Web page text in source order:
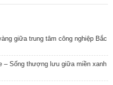
giữa trung tâm công nghiệp Bắc
– Sống thượng lưu giữa miền xanh